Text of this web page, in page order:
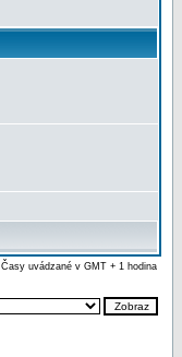
Časy uvádzané v GMT + 1 hodina